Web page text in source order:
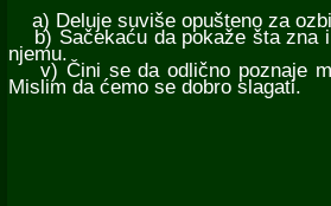
a) Deluje suviše opušteno za
b) Sačekaću da pokaže šta zna i
njemu.
v) Čini se da odlično poznaje
Mislim da ćemo se dobro slagati.